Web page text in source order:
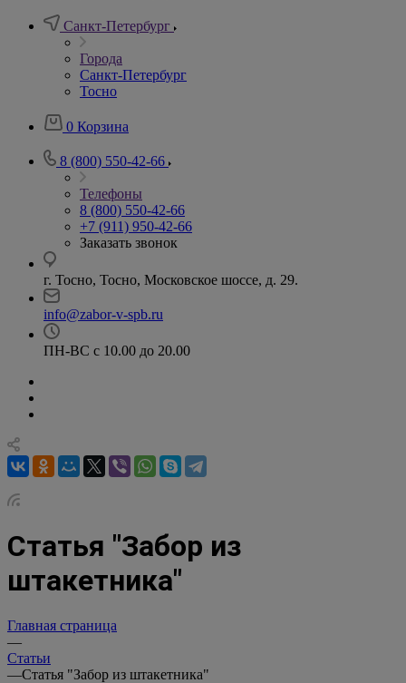
Санкт-Петербург
Города
Санкт-Петербург
Тосно
0 Корзина
8 (800) 550-42-66
Телефоны
8 (800) 550-42-66
+7 (911) 950-42-66
Заказать звонок
г. Тосно, Тосно, Московское шоссе, д. 29.
info@zabor-v-spb.ru
ПН-ВС с 10.00 до 20.00
Статья "Забор из
штакетника"
Главная страница
—
Статьи
—Статья "Забор из штакетника"